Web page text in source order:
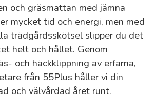
och gräsmattan med jämna
mycket tid och energi, men med
trädgårdsskötsel slipper du det
helt och hållet. Genom
och häckklippning av erfarna,
från 55Plus håller vi din
och välvårdad året runt.